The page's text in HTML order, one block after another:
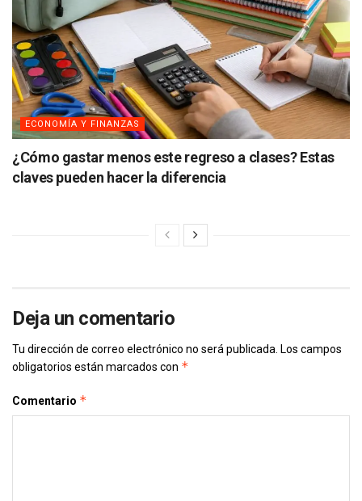
ECONOMÍA Y FINANZAS
¿Cómo gastar menos este regreso a clases? Estas
claves pueden hacer la diferencia
Deja un comentario
Tu dirección de correo electrónico no será publicada. Los campos
obligatorios están marcados con *
Comentario *